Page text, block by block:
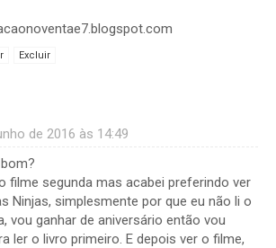
Excluir
de 2016 às 14:49
filme segunda mas acabei preferindo ver
Ninjas, simplesmente por que eu não li o
vou ganhar de aniversário então vou
ler o livro primeiro. E depois ver o filme,